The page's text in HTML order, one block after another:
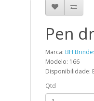
Pen
Marca: BH
Modelo: 166
Disponibilidade:
Qtd